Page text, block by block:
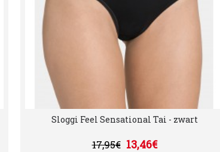
Sloggi Feel Sensational Tai - zwart
17,95€ 13,46€